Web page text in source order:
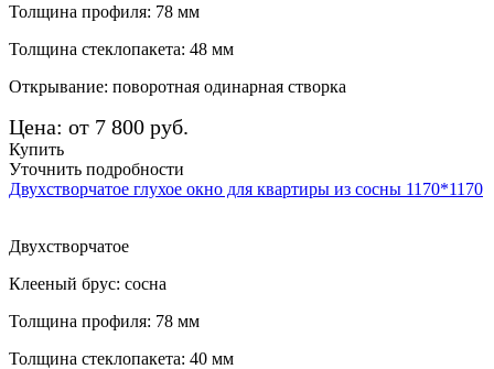
Толщина профиля: 78 мм
Толщина стеклопакета: 48 мм
Открывание: поворотная одинарная створка
Цена: от 7 800 руб.
Купить
Уточнить подробности
Двухстворчатое глухое окно для квартиры из сосны 1170*1170
Двухстворчатое
Клееный брус: сосна
Толщина профиля: 78 мм
Толщина стеклопакета: 40 мм